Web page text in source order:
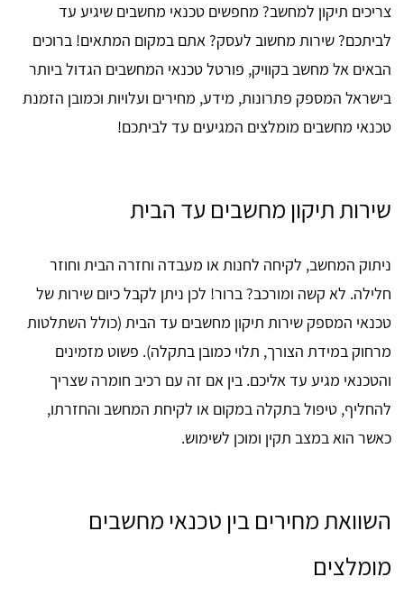
צריכים תיקון למחשב? מחפשים טכנאי מחשבים שיגיע עד
לביתכם? שירות מחשוב לעסק? אתם במקום המתאים! ברוכים
הבאים אל מחשב בקוויק, פורטל טכנאי המחשבים הגדול ביותר
בישראל המספק פתרונות, מידע, מחירים ועלויות וכמובן הזמנת
טכנאי מחשבים מומלצים המגיעים עד לביתכם!
שירות תיקון מחשבים עד הבית
ניתוק המחשב, לקיחה לחנות או מעבדה וחזרה הבית וחוזר
חלילה. לא קשה ומורכב? ברור! לכן ניתן לקבל כיום שירות של
טכנאי המספק שירות תיקון מחשבים עד הבית (כולל השתלטות
מרחוק במידת הצורך, תלוי כמובן בתקלה). פשוט מזמינים
והטכנאי מגיע עד אליכם. בין אם זה עם רכיב חומרה שצריך
להחליף, טיפול בתקלה במקום או לקיחת המחשב והחזרתו,
כאשר הוא במצב תקין ומוכן לשימוש.
השוואת מחירים בין טכנאי מחשבים
מומלצים